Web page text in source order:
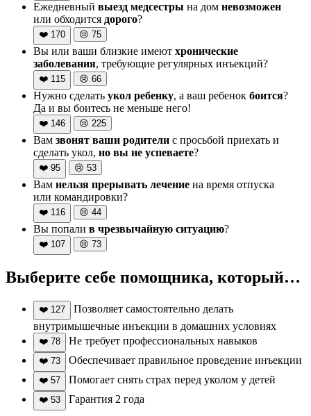
Ежедневный выезд медсестры на дом невозможен
или обходится дорого?
❤️ 170 😢 75
Вы или ваши близкие имеют хронические
заболевания, требующие регулярных инъекций?
❤️ 115 😢 66
Нужно сделать укол ребенку, а ваш ребенок боится?
Да и вы боитесь не меньше него!
❤️ 146 😢 225
Вам звонят ваши родители с просьбой приехать и
сделать укол, но вы не успеваете?
❤️ 95 😢 53
Вам нельзя прерывать лечение на время отпуска
или командировки?
❤️ 116 😢 44
Вы попали в чрезвычайную ситуацию?
❤️ 107 😢 73
Выберите себе помощника, который…
❤️ 127
Позволяет самостоятельно делать
внутримышечные инъекции в домашних условиях
❤️ 78 Не требует профессиональных навыков
❤️ 73 Обеспечивает правильное проведение инъекции
❤️ 57 Помогает снять страх перед уколом у детей
❤️ 53 Гарантия 2 года